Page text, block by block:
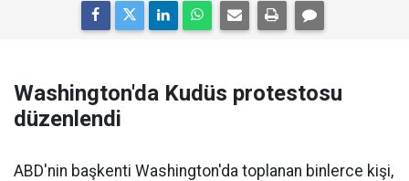
Washington'da Kudüs protestosu
düzenlendi
ABD'nin başkenti Washington'da toplanan binlerce kişi,